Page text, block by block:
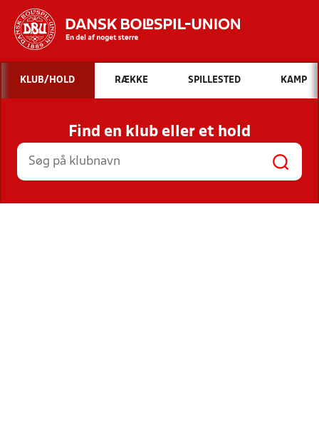
Hvad vil du søge efter?
INDHOLD OG NYHEDER
STILLINGER, RESULTATER, KLUBBER OG
HOLD
KLUB/HOLD RÆKKE SPILLESTED KAMP
Find en klub eller et hold